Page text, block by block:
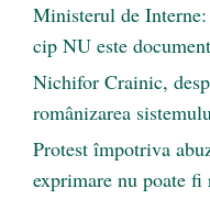
Ministerul de
cip NU este
Nichifor Crainic,
românizarea
Protest împotriva
exprimare nu poate fi